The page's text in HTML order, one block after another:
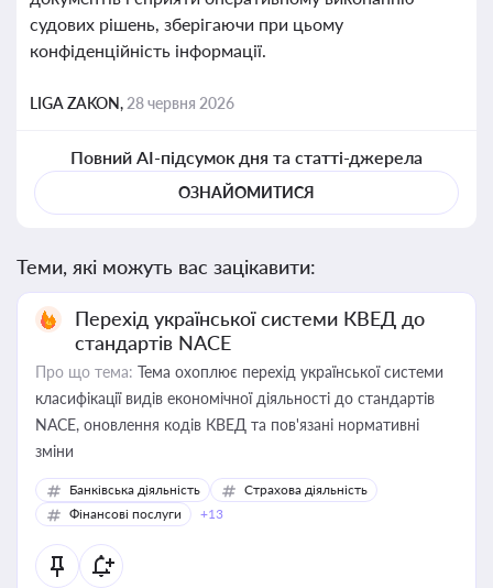
судових рішень, зберігаючи при цьому
конфіденційність інформації.
LIGA ZAKON, 28 червня 2026
Повний AI-підсумок дня та статті-джерела
ОЗНАЙОМИТИСЯ
Теми, які можуть вас зацікавити:
Перехід української системи КВЕД до
стандартів NACE
Про що тема: Тема охоплює перехід української системи
класифікації видів економічної діяльності до стандартів
NACE, оновлення кодів КВЕД та пов'язані нормативні
зміни
Банківська діяльність
Страхова діяльність
Фінансові послуги
+13